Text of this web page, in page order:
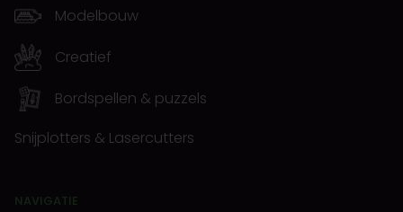
Modelbouw
Creatief
Bordspellen & puzzels
Snijplotters & Lasercutters
NAVIGATIE